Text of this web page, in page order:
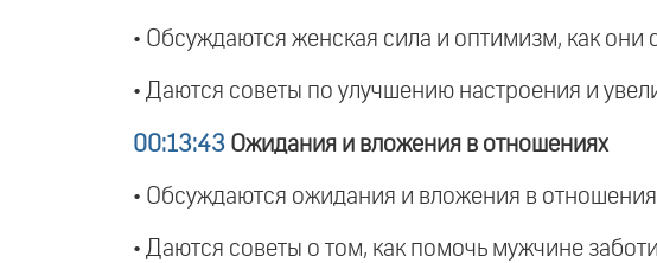
• Обсуждаются женская сила и оптимизм, как
• Даются советы по улучшению настроения и
00:13:43 Ожидания и вложения в отношениях
• Обсуждаются ожидания и вложения в
• Даются советы о том, как помочь мужчине